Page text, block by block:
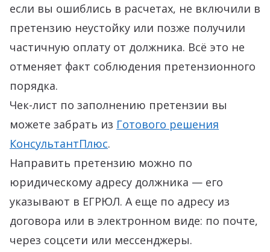
если вы ошиблись в расчетах, не включили в
претензию неустойку или позже получили
частичную оплату от должника. Всё это не
отменяет факт соблюдения претензионного
порядка.
Чек-лист по заполнению претензии вы
можете забрать из Готового решения
КонсультантПлюс.
Направить претензию можно по
юридическому адресу должника — его
указывают в ЕГРЮЛ. А еще по адресу из
договора или в электронном виде: по почте,
через соцсети или мессенджеры.